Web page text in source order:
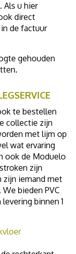
Als u hier
direct
de factuur
gehouden
te bestellen
collectie zijn
met lijm op
wat ervaring
ook de Moduelo
zijn
zijn iemand met
bieden PVC
binnen 1